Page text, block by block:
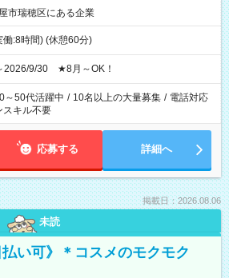
市瑞穂区にある企業
:8時間) (休憩60分)
2026/9/30 ★8月～OK！
～50代活躍中 / 10名以上の大量募集 / 電話対応
スキル不要
応募する 詳細へ
掲載日：2026.08.06
未読
払い可》＊コスメのモクモク